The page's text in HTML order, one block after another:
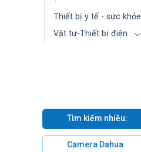
Thiết bị y tế - sức khỏe
Vật tư-Thiết bị điện
Tìm kiếm nhiều:
Camera Dahua